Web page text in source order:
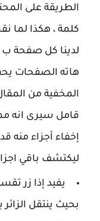
هاته الصفحات
المخفية من
قامل سيرى انه
إخفاء أجزاء منه
ليكتشف باقي
يفيد إذا زر
بحيث ينتقل